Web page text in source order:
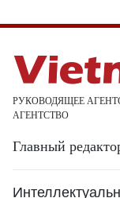
РУКОВОДЯЩЕЕ
АГЕНТСТВО
Главный